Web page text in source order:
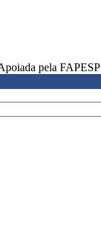
pela FAPESP